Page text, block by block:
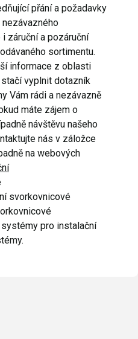
přání a požadavky
záruční a pozáruční
sortimentu.
informace z oblasti
vyplnit dotazník
Vám rádi a nezávazně
máte zájem o
návštěvu našeho
nás v záložce
na webových
svorkovnicové
pro instalační